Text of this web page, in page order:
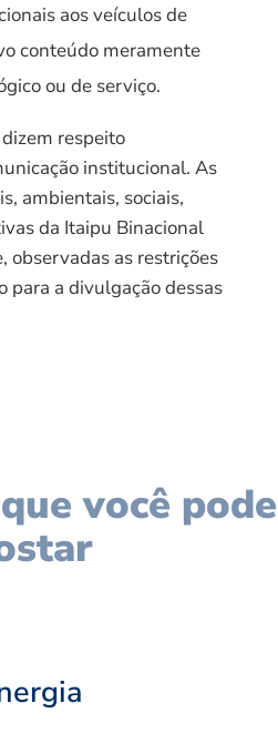
aos veículos de
conteúdo meramente
ou de serviço.
respeito
institucional. As
ambientais, sociais,
da Itaipu Binacional
observadas as restrições
para a divulgação dessas
você pode